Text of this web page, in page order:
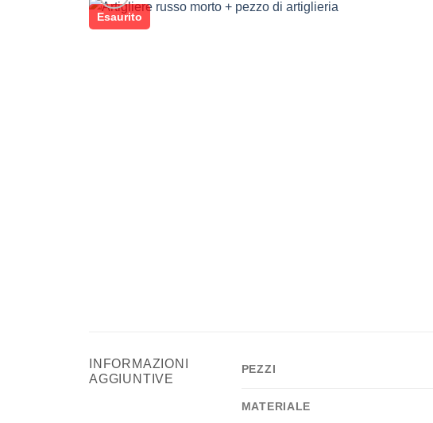
Esaurito
INFORMAZIONI
AGGIUNTIVE
PEZZI
MATERIALE